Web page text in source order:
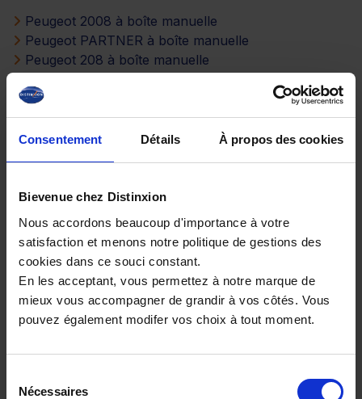
Consentement Détails À propos des cookies
Bievenue chez Distinxion
Nous accordons beaucoup d'importance à votre
satisfaction et menons notre politique de gestions des
cookies dans ce souci constant.
En les acceptant, vous permettez à notre marque de
mieux vous accompagner de grandir à vos côtés. Vous
pouvez également modifer vos choix à tout moment.
Nécessaires
Peugeot 2008 à boîte manuelle
Peugeot PARTNER à boîte manuelle
Peugeot 208 à boîte manuelle
Peugeot 3008 à boîte manuelle
Peugeot 308 à boîte manuelle
Peugeot PARTNER FOURGON à boîte manuelle
Peugeot EXPERT FOURGON à boîte manuelle
Choisissez votre PEUGEOT MANUELLE
selon son énergie
Peugeot 3008-nouveau à boîte manuelle diesel